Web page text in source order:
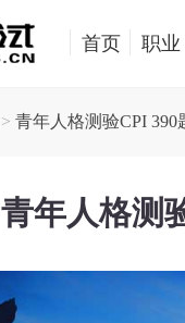
首页 职业
>青年人格测验CPI 390
青年人格测